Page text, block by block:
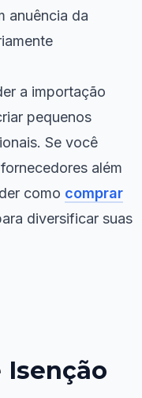
anuência da
a importação
pequenos
Se você
além
como comprar
diversificar suas
Isenção